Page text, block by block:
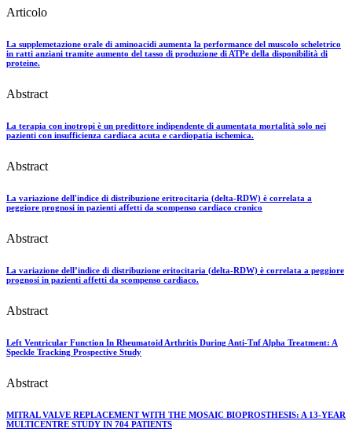
Articolo
La supplemetazione orale di aminoacidi aumenta la performance del muscolo scheletrico
in ratti anziani tramite aumento del tasso di produzione di ATPe della disponibilità di
proteine.
Abstract
La terapia con inotropi è un predittore indipendente di aumentata mortalità solo nei
pazienti con insufficienza cardiaca acuta e cardiopatia ischemica.
Abstract
La variazione dell'indice di distribuzione eritrocitaria (delta-RDW) è correlata a
peggiore prognosi in pazienti affetti da scompenso cardiaco cronico
Abstract
La variazione dell’indice di distribuzione eritocitaria (delta-RDW) è correlata a peggiore
prognosi in pazienti affetti da scompenso cardiaco.
Abstract
Left Ventricular Function In Rheumatoid Arthritis During Anti-Tnf Alpha Treatment: A
Speckle Tracking Prospective Study
Abstract
MITRAL VALVE REPLACEMENT WITH THE MOSAIC BIOPROSTHESIS: A 13-YEAR
MULTICENTRE STUDY IN 704 PATIENTS